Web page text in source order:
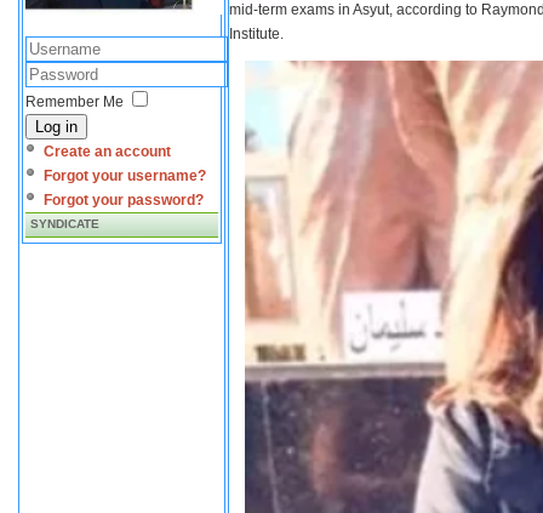
Remember Me
Log in
Create an account
Forgot your username?
Forgot your password?
SYNDICATE
mid-term exams in Asyut, according to
Institute.